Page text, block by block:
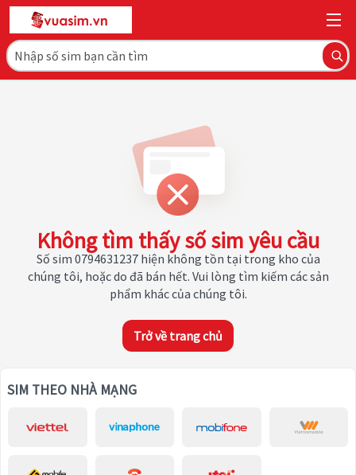
Không tìm thấy số sim yêu cầu
Số sim 0794631237 hiện không tồn tại trong kho của
chúng tôi, hoặc do đã bán hết. Vui lòng tìm kiếm các sản
phẩm khác của chúng tôi.
Trở về trang chủ
SIM THEO NHÀ MẠNG